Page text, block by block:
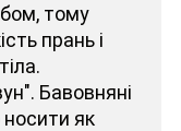
тому
прань і
Бавовняні
як